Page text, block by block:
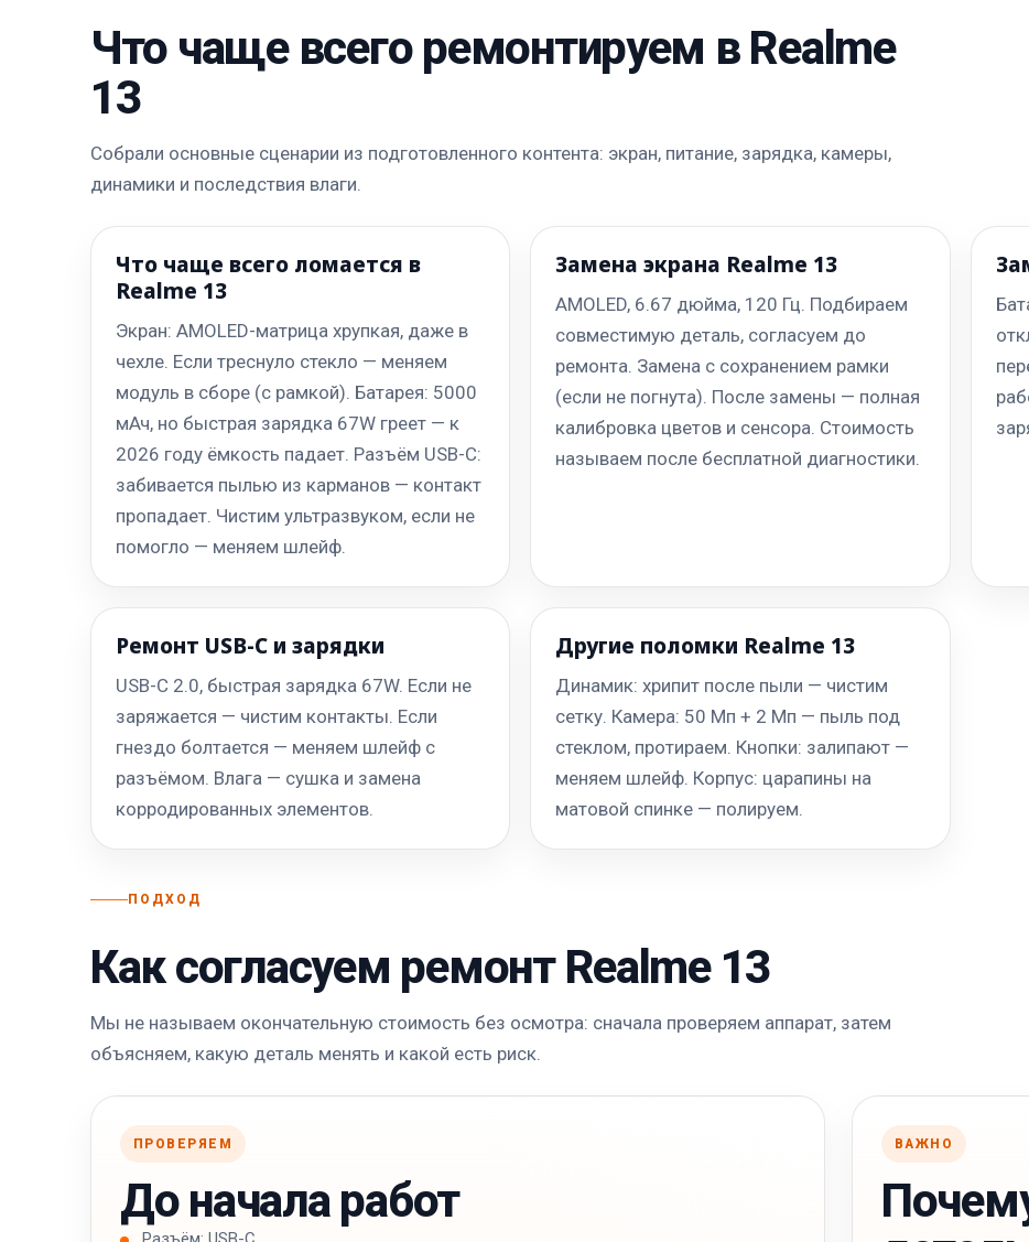
Что чаще всего ремонтируем в Realme
13
Собрали основные сценарии из подготовленного контента: экран, питание, зарядка, камеры,
динамики и последствия влаги.
Что чаще всего ломается в
Realme 13
Экран: AMOLED-матрица хрупкая, даже в
чехле. Если треснуло стекло — меняем
модуль в сборе (с рамкой). Батарея: 5000
мАч, но быстрая зарядка 67W греет — к
2026 году ёмкость падает. Разъём USB-C:
забивается пылью из карманов — контакт
пропадает. Чистим ультразвуком, если не
помогло — меняем шлейф.
Замена экрана Realme 13
AMOLED, 6.67 дюйма, 120 Гц. Подбираем
совместимую деталь, согласуем до
ремонта. Замена с сохранением рамки
(если не погнута). После замены — полная
калибровка цветов и сенсора. Стоимость
называем после бесплатной диагностики.
Ремонт USB-C и зарядки
USB-C 2.0, быстрая зарядка 67W. Если не
заряжается — чистим контакты. Если
гнездо болтается — меняем шлейф с
разъёмом. Влага — сушка и замена
корродированных элементов.
Другие поломки Realme 13
Динамик: хрипит после пыли — чистим
сетку. Камера: 50 Мп + 2 Мп — пыль под
стеклом, протираем. Кнопки: залипают —
меняем шлейф. Корпус: царапины на
матовой спинке — полируем.
ПОДХОД
Как согласуем ремонт Realme 13
Мы не называем окончательную стоимость без осмотра: сначала проверяем аппарат, затем
объясняем, какую деталь менять и какой есть риск.
ПРОВЕРЯЕМ
До начала работ
ВАЖНО